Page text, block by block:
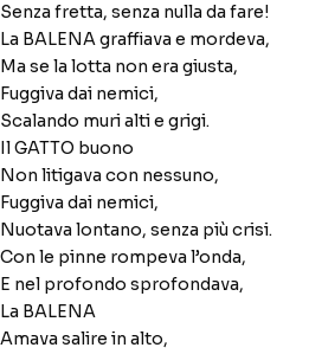
Senza fretta, senza nulla da fare!
La BALENA graffiava e mordeva,
Ma se la lotta non era giusta,
Fuggiva dai nemici,
Scalando muri alti e grigi.
Il GATTO buono
Non litigava con nessuno,
Fuggiva dai nemici,
Nuotava lontano, senza più crisi.
Con le pinne rompeva l’onda,
E nel profondo sprofondava,
La BALENA
Amava salire in alto,